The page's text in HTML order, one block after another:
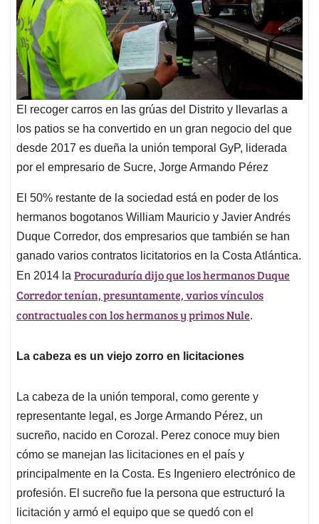
El recoger carros en las grúas del Distrito y llevarlas a
los patios se ha convertido en un gran negocio del que
desde 2017 es dueña la unión temporal GyP, liderada
por el empresario de Sucre, Jorge Armando Pérez
El 50% restante de la sociedad está en poder de los
hermanos bogotanos William Mauricio y Javier Andrés
Duque Corredor, dos empresarios que también se han
ganado varios contratos licitatorios en la Costa Atlántica.
En 2014 la Procuraduría dijo que los hermanos Duque
Corredor tenían, presuntamente, varios vínculos
contractuales con los hermanos y primos Nule.
La cabeza es un viejo zorro en licitaciones
La cabeza de la unión temporal, como gerente y
representante legal, es Jorge Armando Pérez, un
sucreño, nacido en Corozal. Perez conoce muy bien
cómo se manejan las licitaciones en el país y
principalmente en la Costa. Es Ingeniero electrónico de
profesión. El sucreño fue la persona que estructuró la
licitación y armó el equipo que se quedó con el